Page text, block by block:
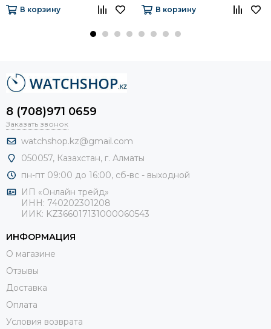
В корзину В корзину
8 (708)971 0659
Заказать звонок
watchshop.kz@gmail.com
050057, Казахстан, г. Алматы
пн-пт 09:00 до 16:00, сб-вс - выходной
ИП «Онлайн трейд»
ИНН: 740202301208
ИИК: KZ366017131000060543
ИНФОРМАЦИЯ
О магазине
Отзывы
Доставка
Оплата
Условия возврата